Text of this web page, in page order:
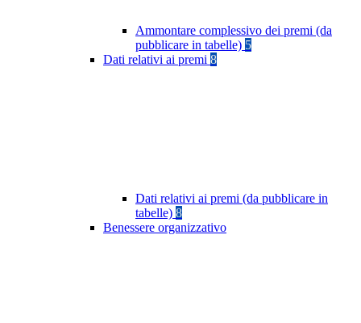
Ammontare complessivo dei premi (da
pubblicare in tabelle) 5
Dati relativi ai premi 8
Dati relativi ai premi (da pubblicare in
tabelle) 8
Benessere organizzativo